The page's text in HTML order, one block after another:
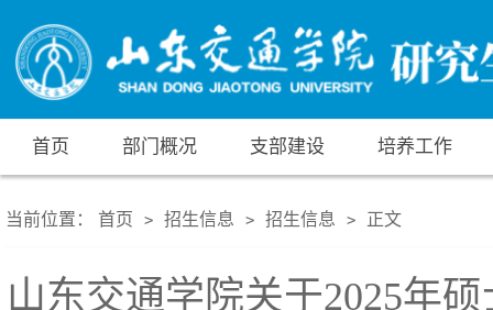
首页 部门概况 支部建设 培养工作
当前位置： 首页 > 招生信息 > 招生信息 > 正文
山东交通学院关于2025年